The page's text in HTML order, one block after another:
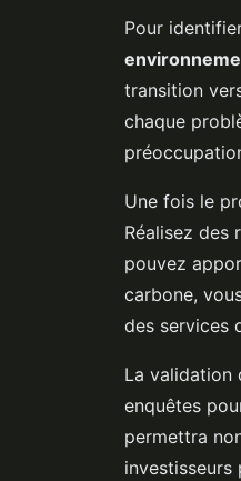
Pour
transition
chaque
Une fois le
Réalisez des
pouvez
carbone,
des services
La validation
enquêtes
permettra